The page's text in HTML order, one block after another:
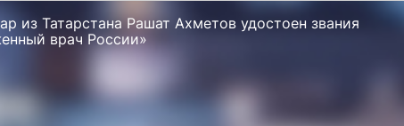
из Татарстана Рашат Ахметов удостоен звания
врач России»